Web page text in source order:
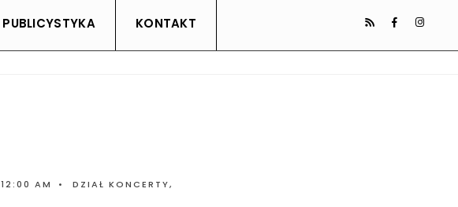
PUBLICYSTYKA KONTAKT
12:00 AM • DZIAŁ KONCERTY,